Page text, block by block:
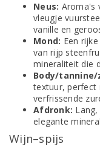
Neus: Aroma's
vleugje
vanille en
Mond: Een
van rijp
mineraliteit die
Body/tannine/
textuur, perfect
verfrissende
Afdronk:
elegante
Wijn–spijs